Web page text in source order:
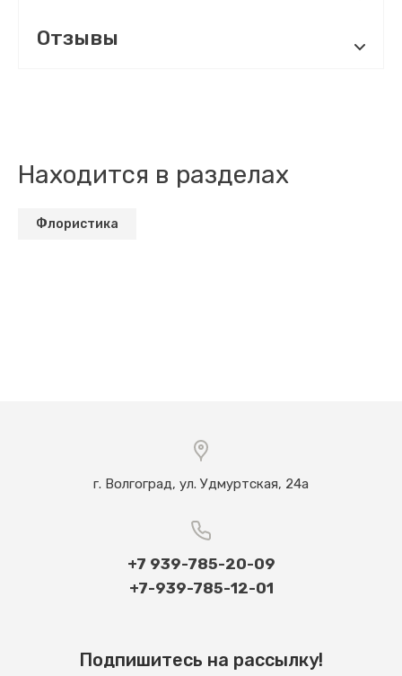
Отзывы
Находится в разделах
Флористика
г. Волгоград, ул. Удмуртская, 24а
+7 939-785-20-09
+7-939-785-12-01
Подпишитесь на рассылку!